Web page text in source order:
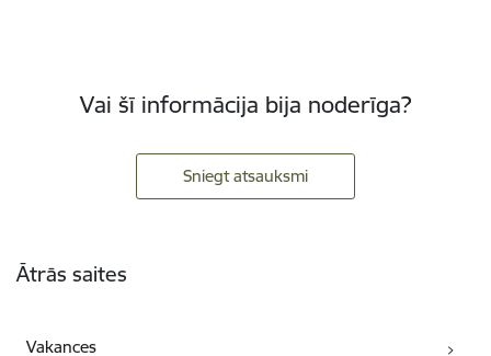
Vai šī informācija bija noderīga?
Sniegt atsauksmi
Ātrās saites
Vakances